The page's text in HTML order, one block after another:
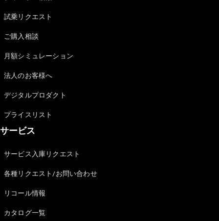
試乗リクエスト
ご購入相談
月額シミュレーション
法人のお客様へ
デジタルプロダクト
プライスリスト
サービス
サービス入庫リクエスト
各種リクエスト/お問い合わせ
リコール情報
カタログ一覧